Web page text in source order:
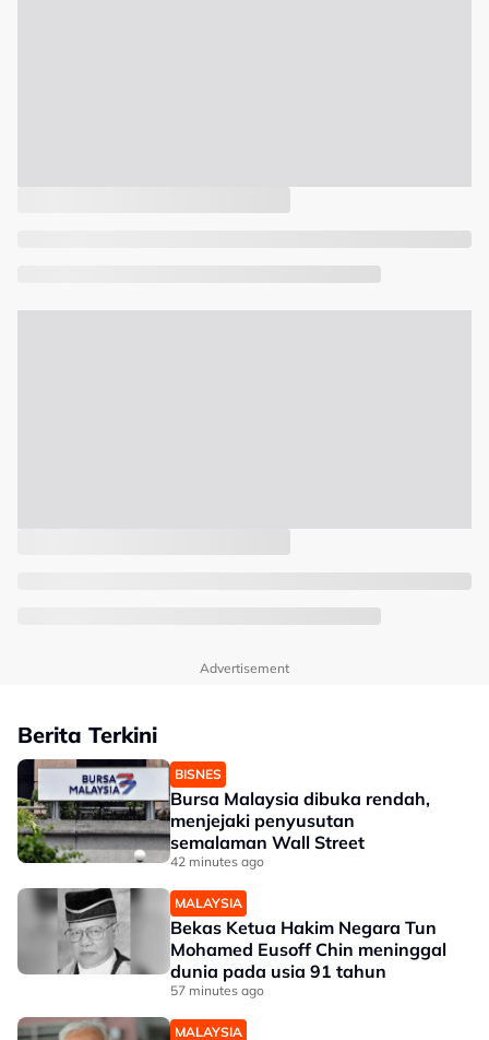
Advertisement
Berita Terkini
BISNES
Bursa Malaysia dibuka rendah,
menjejaki penyusutan
semalaman Wall Street
42 minutes ago
MALAYSIA
Bekas Ketua Hakim Negara Tun
Mohamed Eusoff Chin meninggal
dunia pada usia 91 tahun
57 minutes ago
MALAYSIA